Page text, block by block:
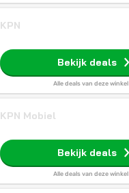
KPN
Bekijk deals
Alle deals van deze winkel
KPN Mobiel
Bekijk deals
Alle deals van deze winkel